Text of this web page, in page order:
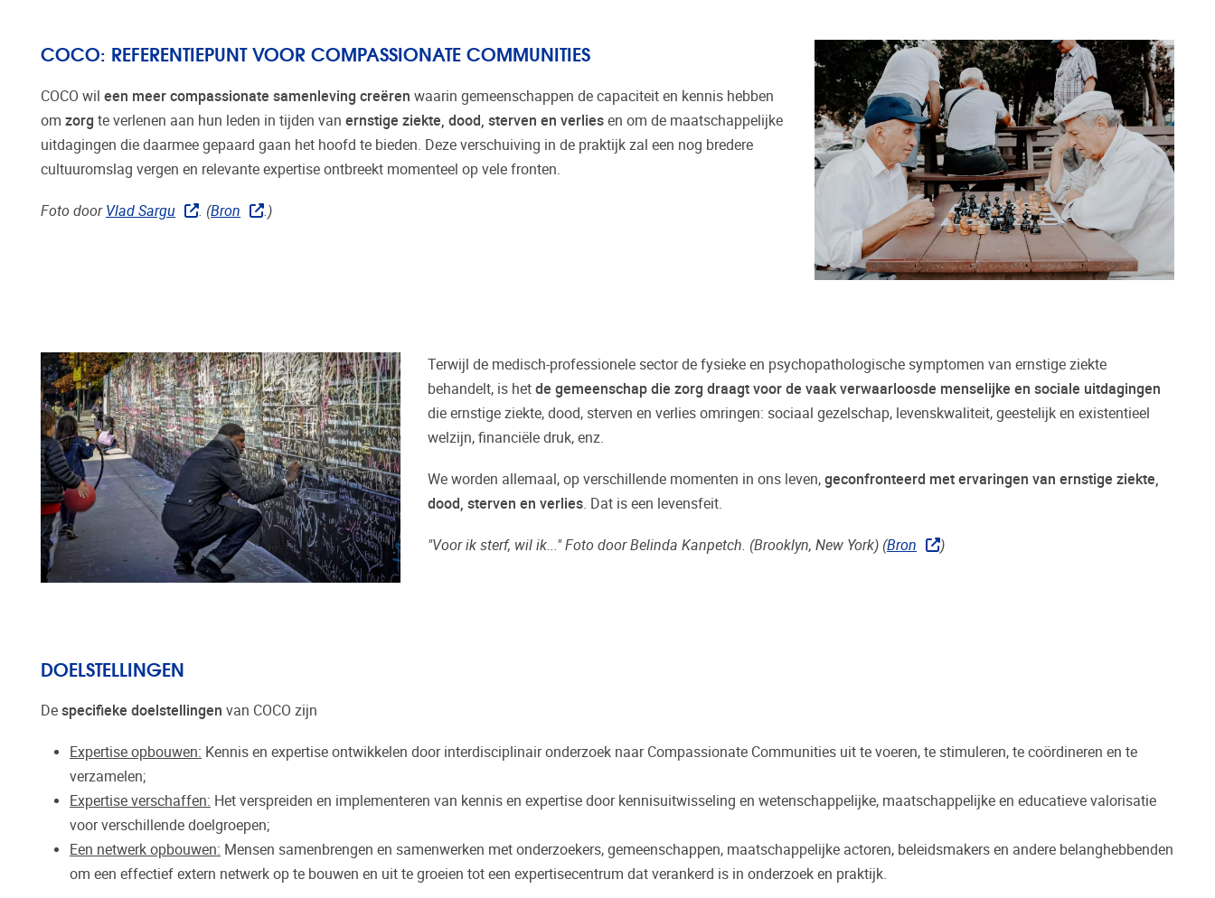
COCO: REFERENTIEPUNT VOOR COMPASSIONATE COMMUNITIES
COCO wil een meer compassionate samenleving creëren waarin gemeenschappen de capaciteit en kennis hebben
om zorg te verlenen aan hun leden in tijden van ernstige ziekte, dood, sterven en verlies en om de maatschappelijke
uitdagingen die daarmee gepaard gaan het hoofd te bieden. Deze verschuiving in de praktijk zal een nog bredere
cultuuromslag vergen en relevante expertise ontbreekt momenteel op vele fronten.
Foto door Vlad Sargu . (Bron .)
Terwijl de medisch-professionele sector de fysieke en psychopathologische symptomen van ernstige ziekte
behandelt, is het de gemeenschap die zorg draagt voor de vaak verwaarloosde menselijke en sociale uitdagingen
die ernstige ziekte, dood, sterven en verlies omringen: sociaal gezelschap, levenskwaliteit, geestelijk en existentieel
welzijn, financiële druk, enz.
We worden allemaal, op verschillende momenten in ons leven, geconfronteerd met ervaringen van ernstige ziekte,
dood, sterven en verlies. Dat is een levensfeit.
"Voor ik sterf, wil ik..." Foto door Belinda Kanpetch. (Brooklyn, New York) (Bron )
DOELSTELLINGEN
De specifieke doelstellingen van COCO zijn
Expertise opbouwen: Kennis en expertise ontwikkelen door interdisciplinair onderzoek naar Compassionate Communities uit te voeren, te stimuleren, te coördineren en te
verzamelen;
Expertise verschaffen: Het verspreiden en implementeren van kennis en expertise door kennisuitwisseling en wetenschappelijke, maatschappelijke en educatieve valorisatie
voor verschillende doelgroepen;
Een netwerk opbouwen: Mensen samenbrengen en samenwerken met onderzoekers, gemeenschappen, maatschappelijke actoren, beleidsmakers en andere belanghebbenden
om een effectief extern netwerk op te bouwen en uit te groeien tot een expertisecentrum dat verankerd is in onderzoek en praktijk.